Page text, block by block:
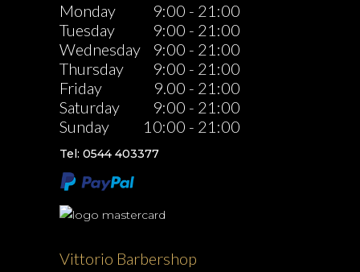
Monday
9:00 - 21:00
Tuesday
9:00 - 21:00
Wednesday
9:00 - 21:00
Thursday
9:00 - 21:00
Friday
9.00 - 21:00
Saturday
9:00 - 21:00
Sunday
10:00 - 21:00
Tel: 0544 403377
Vittorio Barbershop